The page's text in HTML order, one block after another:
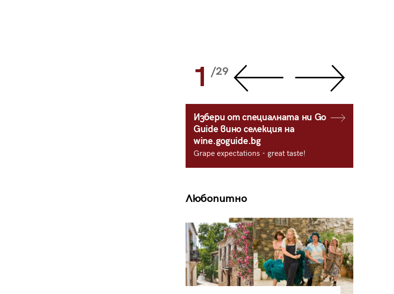
1 /29
Избери от специалната ни Go
Guide вино селекция на
wine.goguide.bg
Grape expectations - great taste!
Любопитно